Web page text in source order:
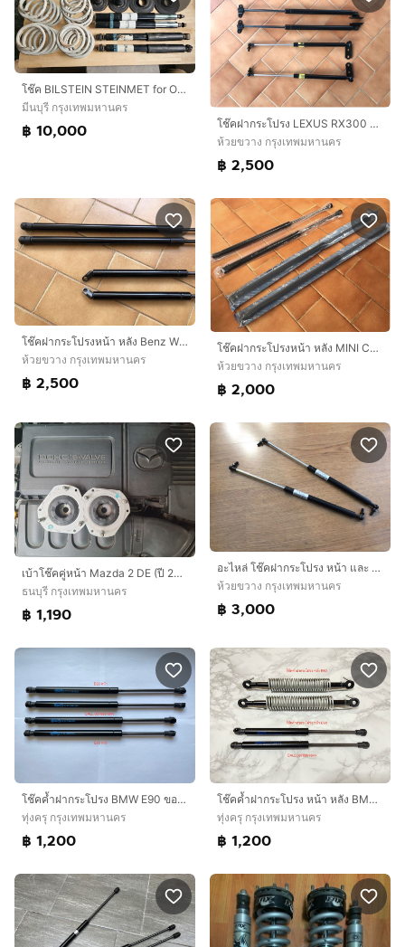
โช๊ค BILSTEIN STEINMET for Opel Astra F
มีนบุรี กรุงเทพมหานคร
฿ 10,000
โช๊คฝากระโปรง LEXUS RX300 Toyota Harrier Gen1 Gen2 GEN3 240G 300G RX270 RX400H โช๊คฝาโปรงหน้า โช๊คฝาโปรงหลัง ปัดน้ำฝน
ห้วยขวาง กรุงเทพมหานคร
฿ 2,500
โช๊คฝากระโปรงหน้า หลัง Benz W220 S-Class S280 S320 S500
ห้วยขวาง กรุงเทพมหานคร
฿ 2,500
โช๊คฝากระโปรงหน้า หลัง MINI Cooper R50 R53 Mini One Cooper และ CooperS
ห้วยขวาง กรุงเทพมหานคร
฿ 2,000
เบ้าโช๊คคู่หน้า Mazda 2 DE (ปี 2009-2014) แท้ติดรถยี่ห้อ FoMoCo
ธนบุรี กรุงเทพมหานคร
฿ 1,190
อะไหล่ โช๊คฝากระโปรง หน้า และ หลัง Toyota LandCruiser VX80
ห้วยขวาง กรุงเทพมหานคร
฿ 3,000
โช๊คค้ำฝากระโปรง BMW E90 ของใหม่
ทุ่งครุ กรุงเทพมหานคร
฿ 1,200
โช๊คค้ำฝากระโปรง หน้า หลัง BMW E60 ของใหม่
ทุ่งครุ กรุงเทพมหานคร
฿ 1,200